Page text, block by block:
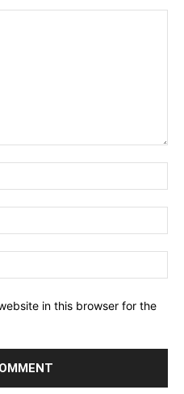
in this browser for the